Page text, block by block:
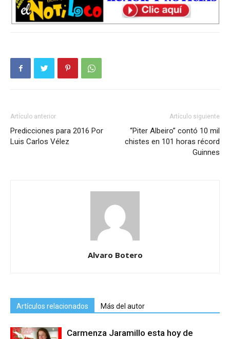
Artículo anterior
Predicciones para 2016 Por
Luis Carlos Vélez
Artículo siguiente
“Piter Albeiro” contó 10 mil
chistes en 101 horas récord
Guinnes
Alvaro Botero
Artículos relacionados Más del autor
Carmenza Jaramillo esta hoy de